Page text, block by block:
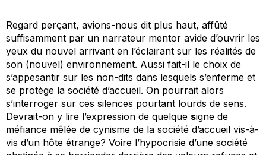
Regard perçant, avions-nous dit plus haut, affûté
suffisamment par un narrateur mentor avide d’ouvrir les
yeux du nouvel arrivant en l’éclairant sur les réalités de
son (nouvel) environnement. Aussi fait-il le choix de
s’appesantir sur les non-dits dans lesquels s’enferme et
se protège la société d’accueil. On pourrait alors
s’interroger sur ces silences pourtant lourds de sens.
Devrait-on y lire l’expression de quelque signe de
méfiance mêlée de cynisme de la société d’accueil vis-à-
vis d’un hôte étrange? Voire l’hypocrisie d’une société